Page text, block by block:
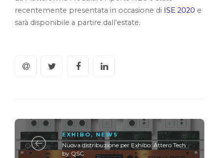
recentemente presentata in occasione di ISE 2020 e
sarà disponibile a partire dall’estate.
EXHIBO , NEWS
Nuova distribuzione per Exhibo: Attero Tech
by QSC